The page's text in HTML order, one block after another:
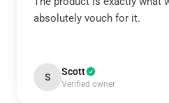
absolutely vouch for it.
S Scott
Verified owner